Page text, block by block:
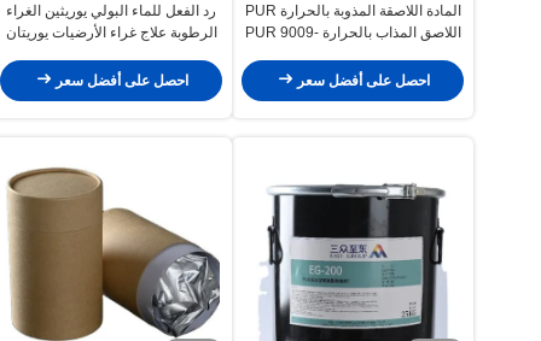
المادة اللاصقة المذوبة بالحرارة PUR
اللاصق المذاب بالحرارة PUR 9009-
احصل على أفضل سعر
رد الفعل للماء البولي يوريثين الغراء
الرطوبة علاج غراء الأرضيات يوريتان
احصل على أفضل سعر